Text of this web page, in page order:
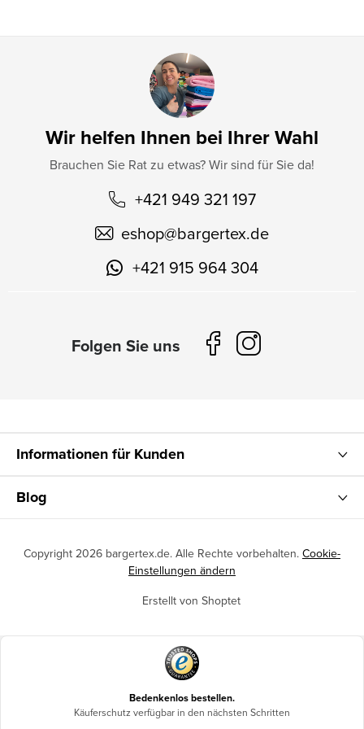
Wir helfen Ihnen bei Ihrer Wahl
Brauchen Sie Rat zu etwas? Wir sind für Sie da!
+421 949 321 197
eshop@bargertex.de
+421 915 964 304
Informationen für Kunden
Blog
Erstellt von Shoptet
Copyright 2026 bargertex.de. Alle Rechte vorbehalten. Cookie-
Einstellungen ändern